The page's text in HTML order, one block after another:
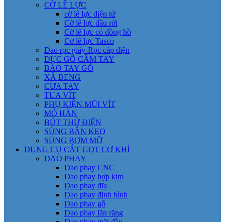
CỜ LÊ LỰC
cờ lê lực điện tử
Cờ lê lực đầu rời
Cờ lê lực có đồng hồ
Cơ lê lực Tasco
Dao rọc giấy-Rọc cáp điện
ĐỤC GỖ CẦM TAY
BÀO TAY GỖ
XÀ BENG
CƯA TAY
TUA VÍT
PHỤ KIỆN MŨI VÍT
MỎ HÀN
BÚT THỬ ĐIỆN
SÚNG BẮN KEO
SÚNG BƠM MỠ
DỤNG CỤ CẮT GỌT CƠ KHÍ
DAO PHAY
Dao phay CNC
Dao phay hợp kim
Dao phay đĩa
Dao phay định hình
Dao phay gỗ
Dao phay lăn răng